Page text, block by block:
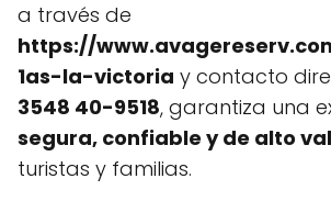
a través de
https://
1as-la-victoria y contacto
3548 40-9518, garantiza una
segura, confiable y de alto
turistas y familias.